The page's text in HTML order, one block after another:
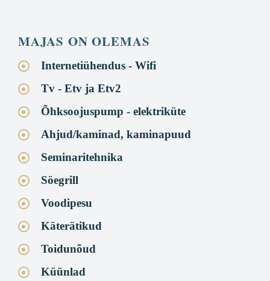
MAJAS ON OLEMAS
Internetiühendus - Wifi
Tv - Etv ja Etv2
Õhksoojuspump - elektriküte
Ahjud/kaminad, kaminapuud
Seminaritehnika
Söegrill
Voodipesu
Käterätikud
Toidunõud
Küünlad